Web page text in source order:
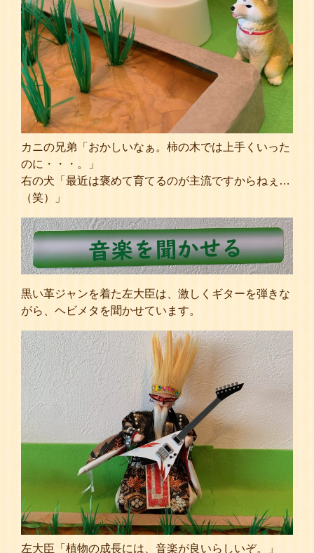
カニの兄弟「おかしいなぁ。柿の木では上手くいった
のに・・・。」
右の犬「最近は褒めて育てるのが主流ですからねぇ…
（笑）」
黒い革ジャンを着た左大臣は、激しくギターを弾きな
がら、ヘビメタを聞かせています。
左大臣「植物の成長には、音楽が良いらしいぞ。」